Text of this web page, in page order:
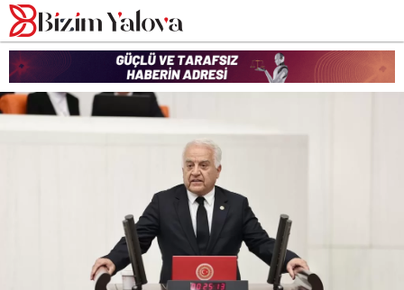
romabet
romabet
romabet
deneme
bonusu
veren
siteler